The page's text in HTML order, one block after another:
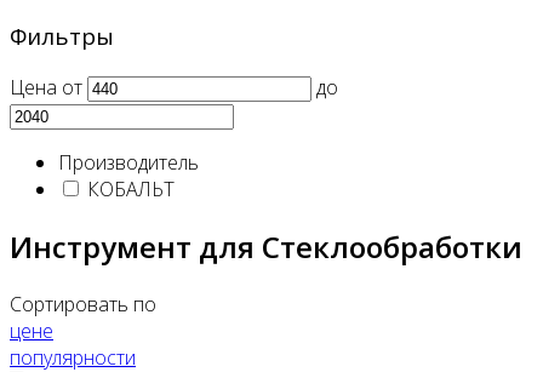
Фильтры
Цена от до
Производитель
КОБАЛЬТ
Инструмент для Стеклообработки
Сортировать по
цене
популярности